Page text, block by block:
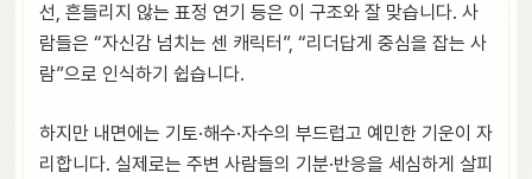
선, 흔들리지 않는 표정 연기 등은 이 구조와 잘 맞습니다. 사
람들은 “자신감 넘치는 센 캐릭터”, “리더답게 중심을 잡는 사
람”으로 인식하기 쉽습니다.
하지만 내면에는 기토·해수·자수의 부드럽고 예민한 기운이 자
리합니다. 실제로는 주변 사람들의 기분·반응을 세심하게 살피